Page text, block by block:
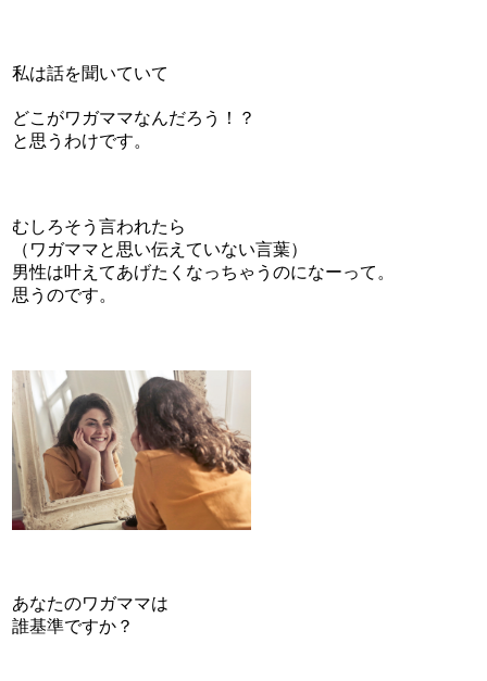
私は話を聞いていて
どこがワガママなんだろう！？
と思うわけです。
むしろそう言われたら
（ワガママと思い伝えていない言葉）
男性は叶えてあげたくなっちゃうのになーって。
思うのです。
あなたのワガママは
誰基準ですか？